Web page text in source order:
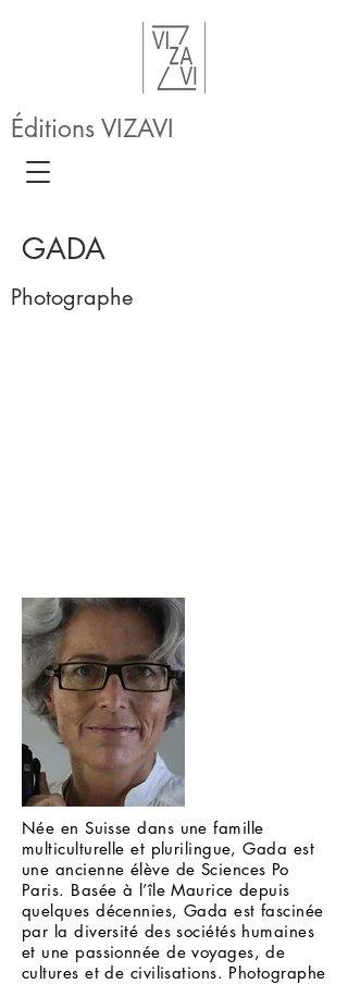
Éditions VIZAVI
GADA
Photographe
Née en Suisse dans une famille
multiculturelle et plurilingue, Gada est
une ancienne élève de Sciences Po
Paris. Basée à l’île Maurice depuis
quelques décennies, Gada est fascinée
par la diversité des sociétés humaines
et une passionnée de voyages, de
cultures et de civilisations. Photographe